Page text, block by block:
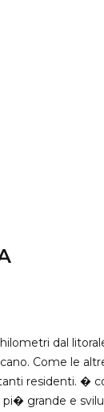
dal
Come le
residenti. �
grande e